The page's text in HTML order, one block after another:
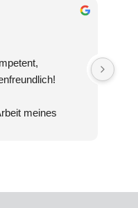
meines
Gefühl,